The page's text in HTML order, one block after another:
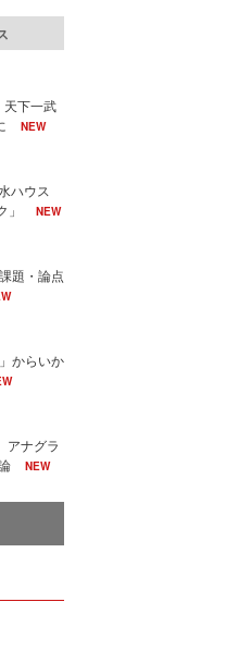
天下一武
NEW
ハウス
NEW
題・論点
からいか
アナグラ
NEW